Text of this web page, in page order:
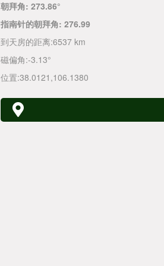
朝拜角: 273.86°
指南针的朝拜角: 276.99
到天房的距离:6537 km
磁偏角:-3.13°
位置:38.0121 ,106.1380